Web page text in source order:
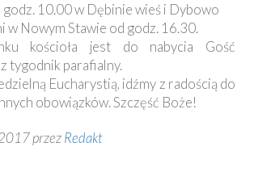
10.00 w Dębinie wieś i Dybowo
w Nowym Stawie od godz. 16.30.
kościoła jest do nabycia Gość
tygodnik parafialny.
Eucharystią, idźmy z radością do
obowiązków. Szczęść Boże!
przezRedakt